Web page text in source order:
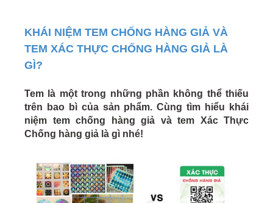
KHÁI NIỆM TEM CHỐNG HÀNG GIẢ VÀ
TEM XÁC THỰC CHỐNG HÀNG GIẢ LÀ
GÌ?
Tem là một trong những phần không thể thiếu
trên bao bì của sản phẩm. Cùng tìm hiểu khái
niệm tem chống hàng giả và tem Xác Thực
Chống hàng giả là gì nhé!